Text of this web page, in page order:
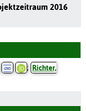
2016
; Richter,